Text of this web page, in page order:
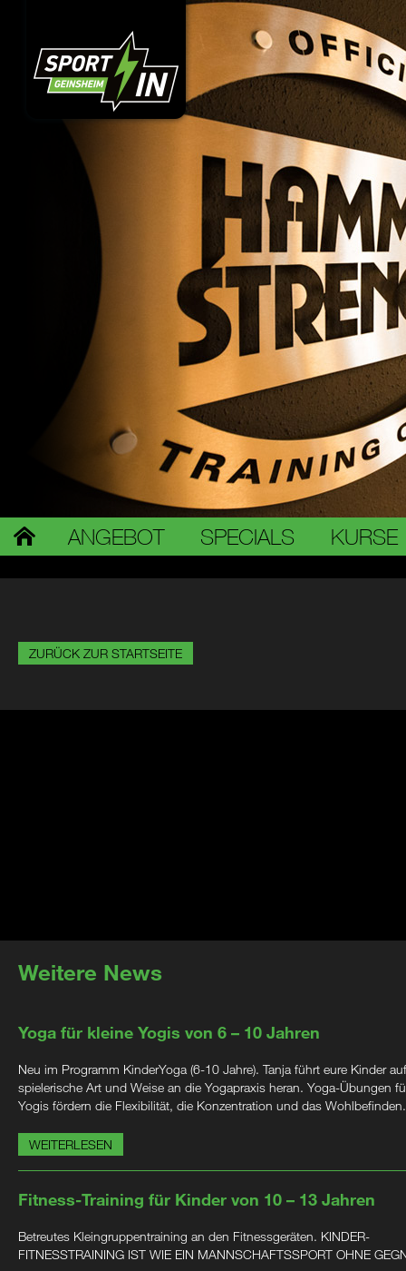
ANGEBOT SPECIALS KURSE
ZURÜCK ZUR STARTSEITE
Weitere News
Yoga für kleine Yogis von 6 – 10 Jahren
Neu im Programm KinderYoga (6-10 Jahre). Tanja führt eure Kinder auf
spielerische Art und Weise an die Yogapraxis heran. Yoga-Übungen
Yogis fördern die Flexibilität, die Konzentration und das Wohlbefinden.
WEITERLESEN
Fitness-Training für Kinder von 10 – 13 Jahren
Betreutes Kleingruppentraining an den Fitnessgeräten. KINDER-
FITNESSTRAINING IST WIE EIN MANNSCHAFTSSPORT OHNE